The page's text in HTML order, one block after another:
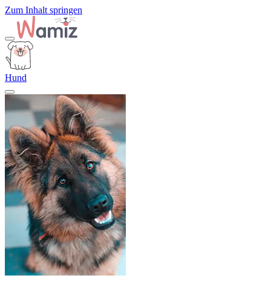
Zum Inhalt springen
Hund